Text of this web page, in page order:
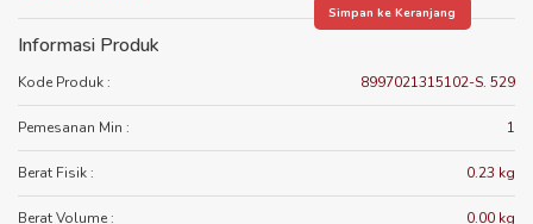
Simpan ke Keranjang
Informasi Produk
Kode Produk :
Pemesanan Min :
Berat Fisik :
Berat Volume :
8997021315102-S. 529
1
0.23 kg
0.00 kg